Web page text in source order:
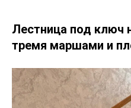
Лестница под ключ
тремя маршами и